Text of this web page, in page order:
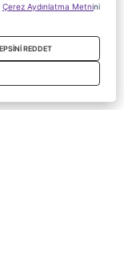
Çerez Aydınlatma Metnini
REDDET